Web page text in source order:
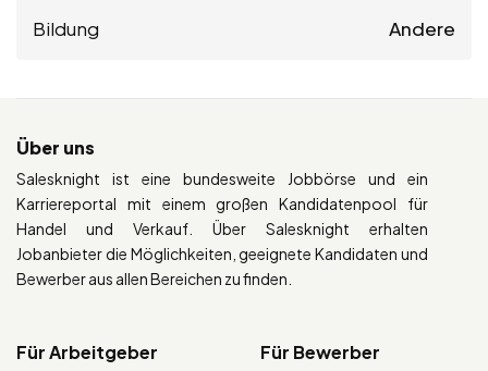
Bildung Andere
Über uns
Salesknight ist eine bundesweite Jobbörse und ein
Karriereportal mit einem großen Kandidatenpool für
Handel und Verkauf. Über Salesknight erhalten
Jobanbieter die Möglichkeiten, geeignete Kandidaten und
Bewerber aus allen Bereichen zu finden.
Für Arbeitgeber Für Bewerber